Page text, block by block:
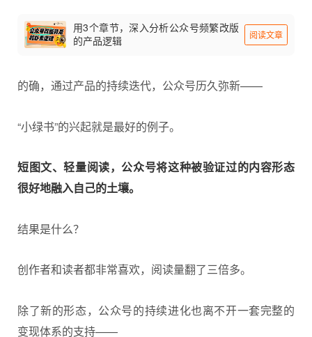
用3个章节，深入分析公众号频繁改版
的产品逻辑
阅读文章
的确，通过产品的持续迭代，公众号历久弥新——
“小绿书”的兴起就是最好的例子。
短图文、轻量阅读，公众号将这种被验证过的内容形态
很好地融入自己的土壤。
结果是什么？
创作者和读者都非常喜欢，阅读量翻了三倍多。
除了新的形态，公众号的持续进化也离不开一套完整的
变现体系的支持——